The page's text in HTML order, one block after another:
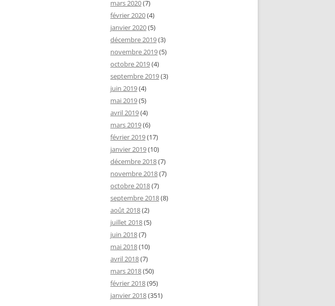
mars 2020(7)
février 2020(4)
janvier 2020(5)
décembre 2019(3)
novembre 2019(5)
octobre 2019(4)
septembre 2019(3)
juin 2019(4)
mai 2019(5)
avril 2019(4)
mars 2019(6)
février 2019(17)
janvier 2019(10)
décembre 2018(7)
novembre 2018(7)
octobre 2018(7)
septembre 2018(8)
août 2018(2)
juillet 2018(5)
juin 2018(7)
mai 2018(10)
avril 2018(7)
mars 2018(50)
février 2018(95)
janvier 2018(351)